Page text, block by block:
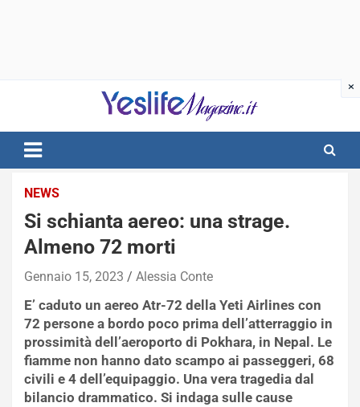
notizie di intrattenimento
NEWS
Si schianta aereo: una strage.
Almeno 72 morti
Gennaio 15, 2023 Alessia Conte
E’ caduto un aereo Atr-72 della Yeti Airlines con
72 persone a bordo poco prima dell’atterraggio in
prossimità dell’aeroporto di Pokhara, in Nepal. Le
fiamme non hanno dato scampo ai passeggeri, 68
civili e 4 dell’equipaggio. Una vera tragedia dal
bilancio drammatico. Si indaga sulle cause